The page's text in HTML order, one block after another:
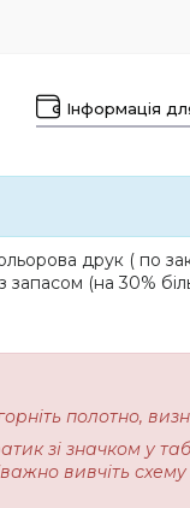
Інформація
друк ( по
запасом (на 30%
полотно,
зі значком у
вивчіть